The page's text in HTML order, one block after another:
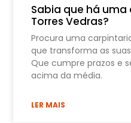
Sabia que há
Torres Vedras?
Procura uma
que transforma as
Que cumpre prazos e
acima da média.
LER MAIS